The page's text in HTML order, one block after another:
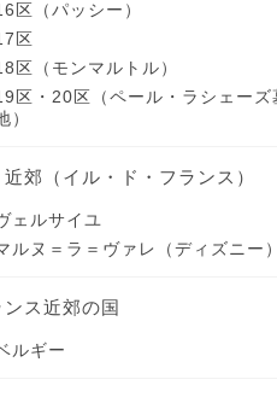
区（パッシー）
区
区（モンマルトル）
区・20区（ペール・ラシェーズ
）
郊（イル・ド・フランス）
ェルサイユ
ルヌ＝ラ＝ヴァレ（ディズニー）
ンス近郊の国
ルギー